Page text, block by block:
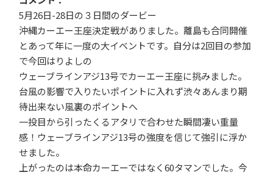
5月26日-28日の３日間のダービー
沖縄カーエー王座決定戦がありました。離島も合同開催
とあって年に一度の大イベントです。自分は2回目の参加
で今回はりよしの
ウェーブラインアジ13号でカーエー王座に挑みました。
台風の影響で入りたいポイントに入れず渋々あんまり期
待出来ない風裏のポイントへ
一投目から引ったくるアタリで合わせた瞬間凄い重量
感！ウェーブラインアジ13号の強度を信じて強引に浮か
せました。
上がったのは本命カーエーではなく60タマンでした。今